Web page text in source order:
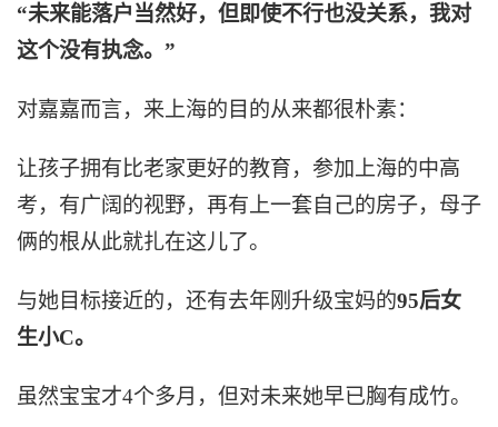
“未来能落户当然好，但即使不行也没关系，我对
这个没有执念。”
对嘉嘉而言，来上海的目的从来都很朴素：
让孩子拥有比老家更好的教育，参加上海的中高
考，有广阔的视野，再有上一套自己的房子，母子
俩的根从此就扎在这儿了。
与她目标接近的，还有去年刚升级宝妈的95后女
生小C。
虽然宝宝才4个多月，但对未来她早已胸有成竹。